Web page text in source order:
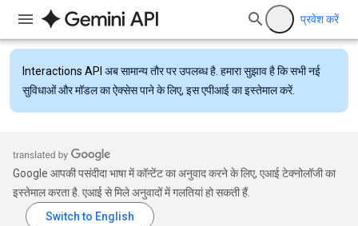
प्रवेश करें
Interactions API अब सामान्य तौर पर उपलब्ध है. हमारा सुझाव है कि सभी नई
सुविधाओं और मॉडल का ऐक्सेस पाने के लिए, इस एपीआई का इस्तेमाल करें.
Google आपकी पसंदीदा भाषा में कॉन्टेंट का अनुवाद करने के लिए, एआई टेक्नोलॉजी का
इस्तेमाल करता है. एआई से मिले अनुवादों में गलतियां हो सकती हैं.